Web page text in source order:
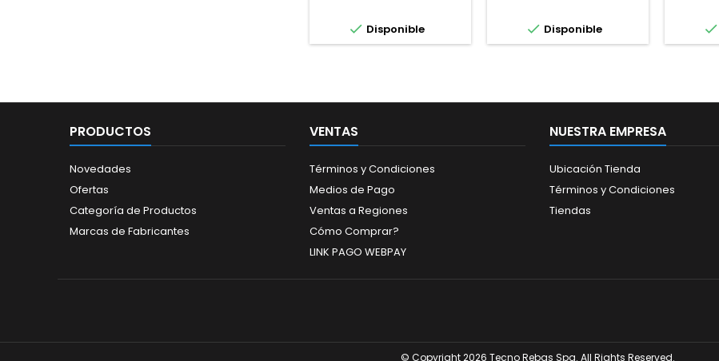
 Disponible  Disponible 
PRODUCTOS
Novedades
Ofertas
Categoría de Productos
Marcas de Fabricantes
VENTAS
Términos y Condiciones
Medios de Pago
Ventas a Regiones
Cómo Comprar?
LINK PAGO WEBPAY
NUESTRA EMPRESA
Ubicación Tienda
Términos y Condiciones
Tiendas
© Copyright 2026 Tecno Rebas Spa. All Rights Reserved.